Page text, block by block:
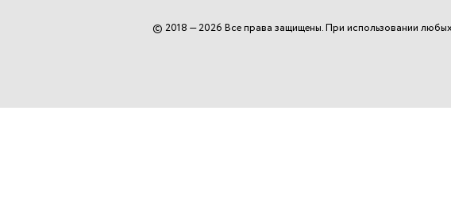
© 2018 — 2026 Все права защищены. При использовании